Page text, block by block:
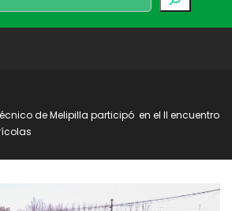
de Melipilla participó en el II encuentro